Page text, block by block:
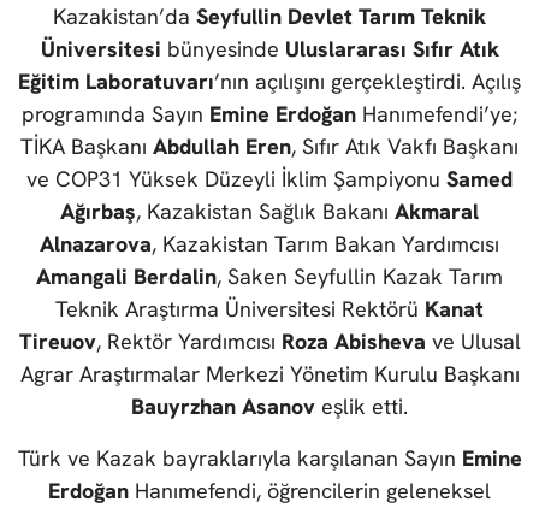
Kazakistan’da Seyfullin Devlet Tarım Teknik
Üniversitesi bünyesinde Uluslararası Sıfır Atık
Eğitim Laboratuvarı’nın açılışını gerçekleştirdi. Açılış
programında Sayın Emine Erdoğan Hanımefendi’ye;
TİKA Başkanı Abdullah Eren, Sıfır Atık Vakfı Başkanı
ve COP31 Yüksek Düzeyli İklim Şampiyonu Samed
Ağırbaş, Kazakistan Sağlık Bakanı Akmaral
Alnazarova, Kazakistan Tarım Bakan Yardımcısı
Amangali Berdalin, Saken Seyfullin Kazak Tarım
Teknik Araştırma Üniversitesi Rektörü Kanat
Tireuov, Rektör Yardımcısı Roza Abisheva ve Ulusal
Agrar Araştırmalar Merkezi Yönetim Kurulu Başkanı
Bauyrzhan Asanov eşlik etti.
Türk ve Kazak bayraklarıyla karşılanan Sayın Emine
Erdoğan Hanımefendi, öğrencilerin geleneksel